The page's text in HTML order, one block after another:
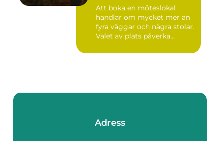
Att boka en möteslokal
handlar om mycket mer än
fyra väggar och några stolar.
Valet av plats påverka...
Adress